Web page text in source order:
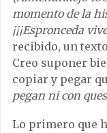
momento de la
¡¡¡Espronceda
recibido, un
Creo suponer
copiar y pegar
pegan ni con
Lo primero que